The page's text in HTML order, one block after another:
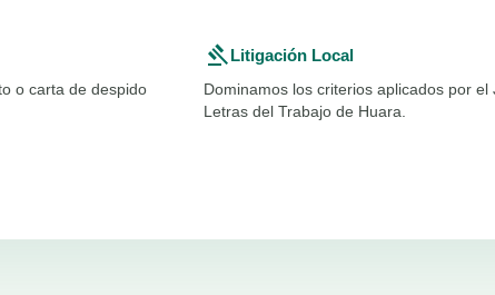
o carta de despido
gavelLitigación Local
Dominamos los criterios aplicados por el
Letras del Trabajo de Huara.